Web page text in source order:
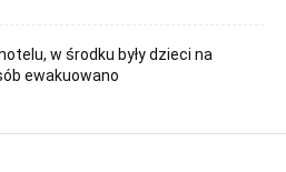
w środku były dzieci na
ewakuowano